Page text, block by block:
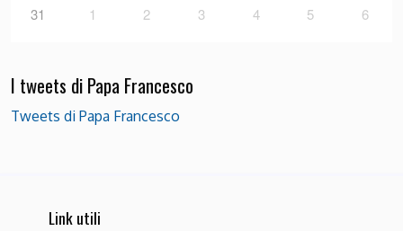
31 1 2 3 4 5 6
I tweets di Papa Francesco
Tweets di Papa Francesco
Link utili